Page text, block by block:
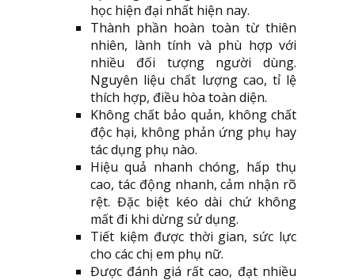
học hiện đại nhất hiện nay.
Thành phần hoàn toàn từ thiên
nhiên, lành tính và phù hợp với
nhiều đối tượng người dùng.
Nguyên liệu chất lượng cao, tỉ lệ
thích hợp, điều hòa toàn diện.
Không chất bảo quản, không chất
độc hại, không phản ứng phụ hay
tác dụng phụ nào.
Hiệu quả nhanh chóng, hấp thụ
cao, tác động nhanh, cảm nhận rõ
rệt. Đặc biệt kéo dài chứ không
mất đi khi dừng sử dụng.
Tiết kiệm được thời gian, sức lực
cho các chị em phụ nữ.
Được đánh giá rất cao, đạt nhiều